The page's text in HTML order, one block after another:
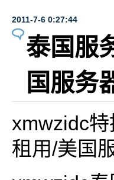
2011-7-6 0:27:44
泰国服
国服务
xmwzidc
租用/美国